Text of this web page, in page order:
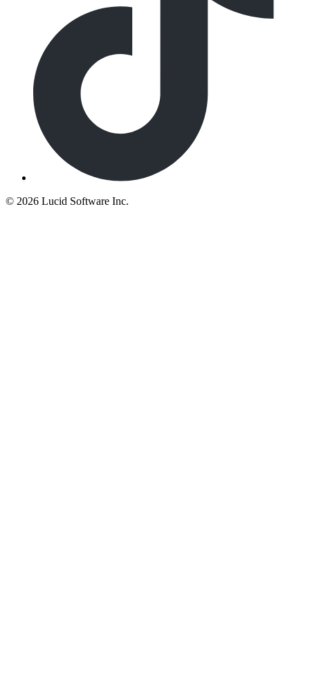
© 2026 Lucid Software Inc.